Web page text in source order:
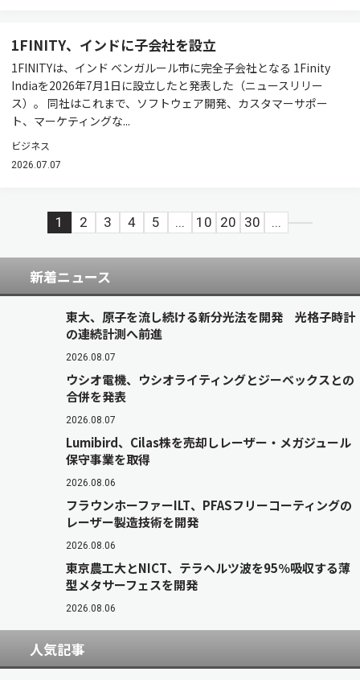
1FINITY、インドに子会社を設立
1FINITYは、インド ベンガルール市に完全子会社となる 1Finity
Indiaを2026年7月1日に設立したと発表した（ニュースリリー
ス）。 同社はこれまで、ソフトウェア開発、カスタマーサポー
ト、マーケティングな...
ビジネス
2026.07.07
1 2 3 4 5 ... 10 20 30 ...
新着ニュース
東大、原子を流し続ける新分光法を開発 光格子時計
の連続計測へ前進
2026.08.07
ウシオ電機、ウシオライティングとジーベックスとの
合併を発表
2026.08.07
Lumibird、Cilas株を売却しレーザー・メガジュール
保守事業を取得
2026.08.06
フラウンホーファーILT、PFASフリーコーティングの
レーザー製造技術を開発
2026.08.06
東京農工大とNICT、テラヘルツ波を95％吸収する薄
型メタサーフェスを開発
2026.08.06
人気記事